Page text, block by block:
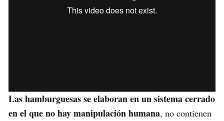
Las hamburguesas se elaboran en un sistema cerrado
en el que no hay manipulación humana, no contienen